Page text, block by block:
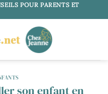
POUR PARENTS ET
son enfant en